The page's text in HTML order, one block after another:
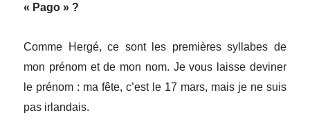
« Pago » ?
Comme Hergé, ce sont les premières syllabes de
mon prénom et de mon nom. Je vous laisse deviner
le prénom : ma fête, c’est le 17 mars, mais je ne suis
pas irlandais.